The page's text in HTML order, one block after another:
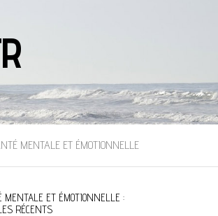
MENTALE ET ÉMOTIONNELLE
MENTALE ET ÉMOTIONNELLE :
RÉCENTS